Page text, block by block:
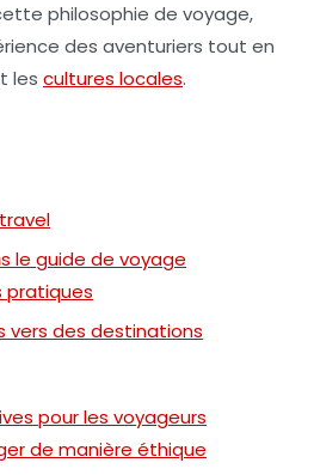
philosophie de voyage,
des aventuriers tout en
les cultures locales.
le guide de voyage
pratiques
vers des destinations
pour les voyageurs
de manière éthique